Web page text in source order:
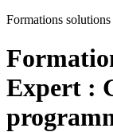
Formations
Expert :